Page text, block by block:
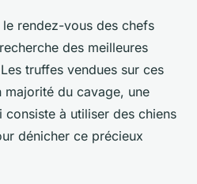
rendez-vous des chefs
des meilleures
truffes vendues sur ces
majorité du cavage, une
à utiliser des chiens
dénicher ce précieux